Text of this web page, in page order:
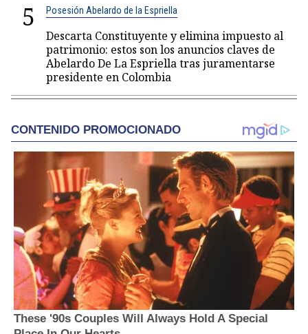
5 Posesión Abelardo de la Espriella
Descarta Constituyente y elimina impuesto al
patrimonio: estos son los anuncios claves de
Abelardo De La Espriella tras juramentarse
presidente en Colombia